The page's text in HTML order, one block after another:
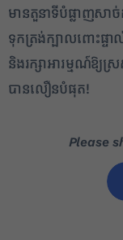
មានតួនាទីបំផ្លាញសា
ទុកត្រង់ក្បាលពោះផ្ទា
និងរក្សាអារម្មណ៍ឱ្យស្
បានលឿនបំផុត!
Please